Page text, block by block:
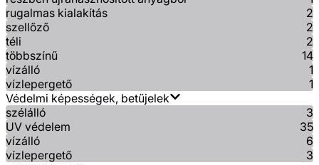
rugalmas kialakítás
2
szellőző
2
téli
2
többszínű
14
vízálló
1
vízlepergető
1
Védelmi képességek, betűjelek
szélálló
3
UV védelem
35
vízálló
6
vízlepergető
3